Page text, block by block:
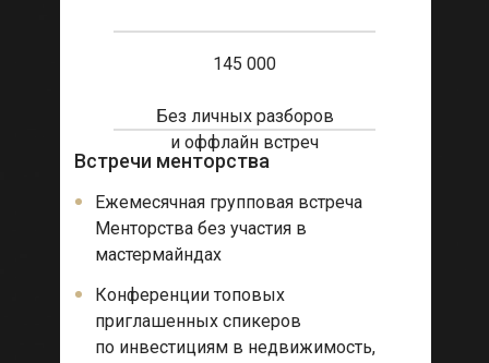
посетить оффлайн мероприятия
Индивидуальный трекшн
Сопровождение каждого участника до
результата с помощью специально
разработанной методики.
145 000
Без личных разборов
и оффлайн встреч
Ежемесячная групповая встреча
Менторства без участия в
мастермайндах
Конференции топовых
приглашенных спикеров
по инвестициям в недвижимость,
Встречи менторства